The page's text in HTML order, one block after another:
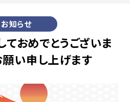
お知らせ
ておめでとうございま
願い申し上げます